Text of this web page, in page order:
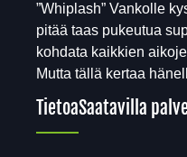
”Whiplash” Vankolle
pitää taas pukeutua
kohdata kaikkien
Mutta tällä kertaa
TietoaSaatavilla